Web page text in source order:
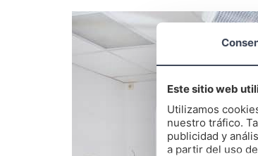
Este sitio web
Utilizamos
nuestro tráfico.
publicidad y
a partir del uso